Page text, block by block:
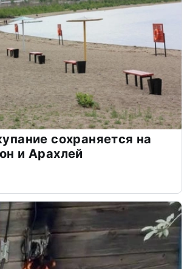
сохраняется на
и Арахлей